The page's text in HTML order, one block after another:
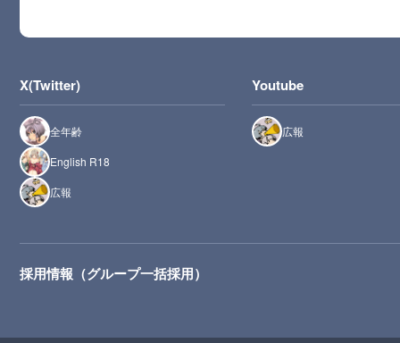
X(Twitter)
全年齢
English R18
広報
Youtube
広報
採用情報（グループ一括採用）